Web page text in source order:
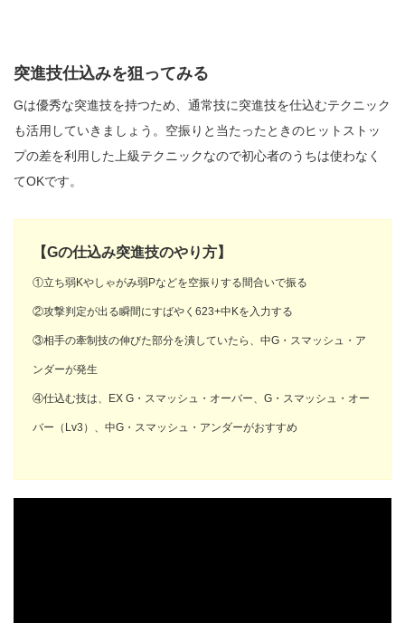
突進技仕込みを狙ってみる
Gは優秀な突進技を持つため、通常技に突進技を仕込むテクニック
も活用していきましょう。空振りと当たったときのヒットストッ
プの差を利用した上級テクニックなので初心者のうちは使わなく
てOKです。
【Gの仕込み突進技のやり方】
①立ち弱Kやしゃがみ弱Pなどを空振りする間合いで振る
②攻撃判定が出る瞬間にすばやく623+中Kを入力する
③相手の牽制技の伸びた部分を潰していたら、中G・スマッシュ・ア
ンダーが発生
④仕込む技は、EX G・スマッシュ・オーバー、G・スマッシュ・オー
バー（Lv3）、中G・スマッシュ・アンダーがおすすめ